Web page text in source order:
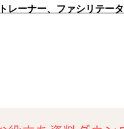
レーナー、ファシリテー